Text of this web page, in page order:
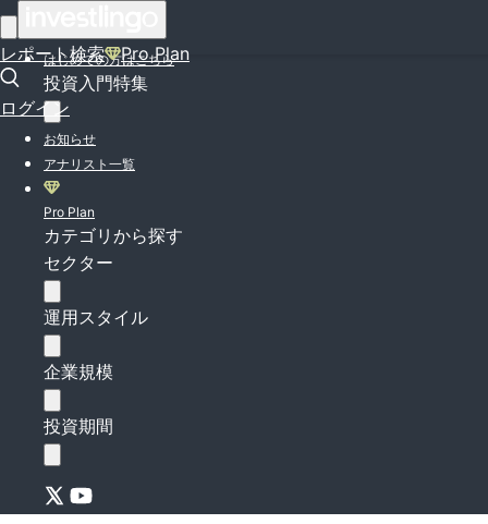
レポート検索 Pro Plan
ログイン
はじめての方はこちら
投資入門特集
お知らせ
アナリスト一覧
Pro Plan
カテゴリから探す
セクター
運用スタイル
企業規模
投資期間